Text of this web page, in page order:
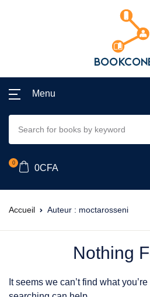
Menu
0
0CFA
Accueil Auteur : moctarosseni
Nothing
It seems we can’t find what